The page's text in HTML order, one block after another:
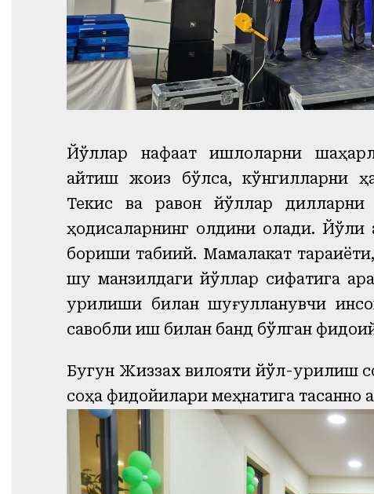
Йўллар нафақат қишлоқларни
айтиш жоиз бўлса, кўнгилларни
Текис ва равон йўллар
ҳодисаларнинг олдини олади.
бориши табиий. Мамалакат
шу манзилдаги йўллар сифатига
қурилиши билан шуғулланувчи
савобли иш билан банд бўлган
Бугун Жиззах вилояти йўл-қурилиш
соҳа фидойилари меҳнатига тасанно